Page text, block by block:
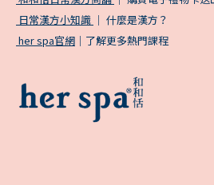
日常漢方小知識 ｜ 什麼是漢方？
her spa官網 ｜了解更多熱門課程